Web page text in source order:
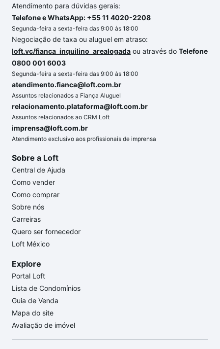
Atendimento para dúvidas gerais:
Telefone e WhatsApp: +55 11 4020-2208
Segunda-feira a sexta-feira das 9:00 às 18:00
Negociação de taxa ou aluguel em atraso:
loft.vc/fianca_inquilino_arealogada ou através do Telefone
0800 001 6003
Segunda-feira a sexta-feira das 9:00 às 18:00
atendimento.fianca@loft.com.br
Assuntos relacionados a Fiança Aluguel
relacionamento.plataforma@loft.com.br
Assuntos relacionados ao CRM Loft
imprensa@loft.com.br
Atendimento exclusivo aos profissionais de imprensa
Sobre a Loft
Central de Ajuda
Como vender
Como comprar
Sobre nós
Carreiras
Quero ser fornecedor
Loft México
Explore
Portal Loft
Lista de Condomínios
Guia de Venda
Mapa do site
Avaliação de imóvel